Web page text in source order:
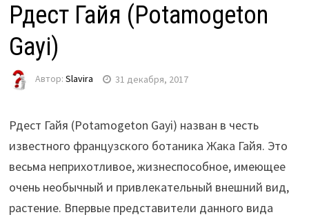
Рдест Гайя (Potamogeton
Gayi)
Автор: Slavira 31 декабря, 2017
Рдест Гайя (Potamogeton Gayi) назван в честь
известного французского ботаника Жака Гайя. Это
весьма неприхотливое, жизнеспособное, имеющее
очень необычный и привлекательный внешний вид,
растение. Впервые представители данного вида